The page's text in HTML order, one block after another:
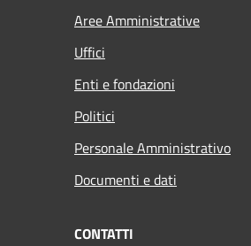
Aree Amministrative
Uffici
Enti e fondazioni
Politici
Personale Amministrativo
Documenti e dati
CONTATTI